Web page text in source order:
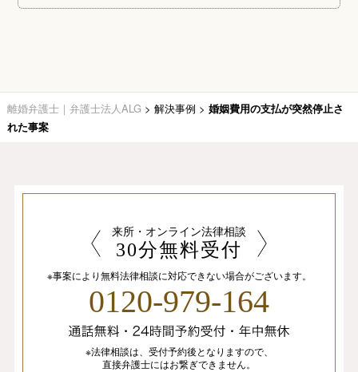
離婚弁護士｜弁護士法人ALG > 解決事例 > 婚姻費用の支払が突然停止さ
れた事案
来所・オンライン法律相談
30分無料受付
※事案により無料法律相談に対応できない場合がございます。
0120-979-164
※法律相談は、 受付予約後となりますので、
直接弁護士にはお繋ぎできません。